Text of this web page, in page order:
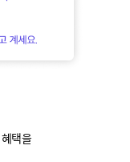
택을